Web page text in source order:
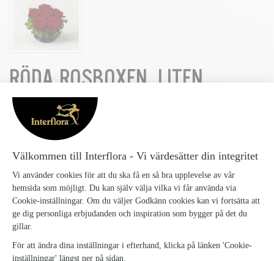
RÖDA ROSBOXEN, LITEN
Roda-rosboxen-liten_54
699 kr
Uppvakta någon med denna ljuvliga box- en lyxig gåva och present
som blir ett blickfång vart den än står.
Boxen är en dekoration av röda rosor och grönt. Boxens diameter är
ca 14,5 cm.
Blommorna är dekorerade i stickmassa och dekorationen bör vattnas